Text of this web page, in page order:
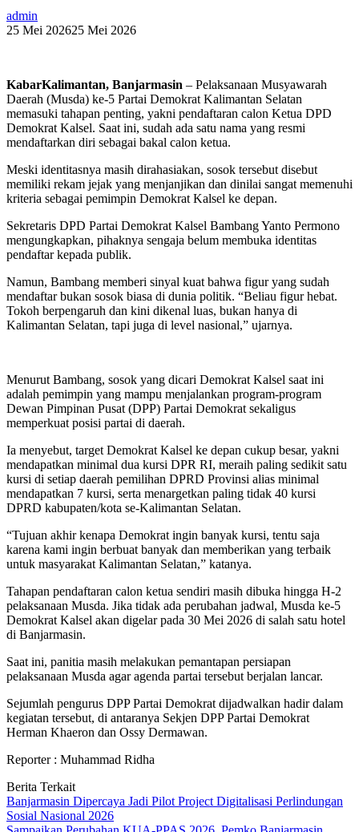
admin
25 Mei 202625 Mei 2026
KabarKalimantan, Banjarmasin – Pelaksanaan Musyawarah
Daerah (Musda) ke-5 Partai Demokrat Kalimantan Selatan
memasuki tahapan penting, yakni pendaftaran calon Ketua DPD
Demokrat Kalsel. Saat ini, sudah ada satu nama yang resmi
mendaftarkan diri sebagai bakal calon ketua.
Meski identitasnya masih dirahasiakan, sosok tersebut disebut
memiliki rekam jejak yang menjanjikan dan dinilai sangat memenuhi
kriteria sebagai pemimpin Demokrat Kalsel ke depan.
Sekretaris DPD Partai Demokrat Kalsel Bambang Yanto Permono
mengungkapkan, pihaknya sengaja belum membuka identitas
pendaftar kepada publik.
Namun, Bambang memberi sinyal kuat bahwa figur yang sudah
mendaftar bukan sosok biasa di dunia politik. “Beliau figur hebat.
Tokoh berpengaruh dan kini dikenal luas, bukan hanya di
Kalimantan Selatan, tapi juga di level nasional,” ujarnya.
Menurut Bambang, sosok yang dicari Demokrat Kalsel saat ini
adalah pemimpin yang mampu menjalankan program-program
Dewan Pimpinan Pusat (DPP) Partai Demokrat sekaligus
memperkuat posisi partai di daerah.
Ia menyebut, target Demokrat Kalsel ke depan cukup besar, yakni
mendapatkan minimal dua kursi DPR RI, meraih paling sedikit satu
kursi di setiap daerah pemilihan DPRD Provinsi alias minimal
mendapatkan 7 kursi, serta menargetkan paling tidak 40 kursi
DPRD kabupaten/kota se-Kalimantan Selatan.
“Tujuan akhir kenapa Demokrat ingin banyak kursi, tentu saja
karena kami ingin berbuat banyak dan memberikan yang terbaik
untuk masyarakat Kalimantan Selatan,” katanya.
Tahapan pendaftaran calon ketua sendiri masih dibuka hingga H-2
pelaksanaan Musda. Jika tidak ada perubahan jadwal, Musda ke-5
Demokrat Kalsel akan digelar pada 30 Mei 2026 di salah satu hotel
di Banjarmasin.
Saat ini, panitia masih melakukan pemantapan persiapan
pelaksanaan Musda agar agenda partai tersebut berjalan lancar.
Sejumlah pengurus DPP Partai Demokrat dijadwalkan hadir dalam
kegiatan tersebut, di antaranya Sekjen DPP Partai Demokrat
Herman Khaeron dan Ossy Dermawan.
Reporter : Muhammad Ridha
Berita Terkait
Banjarmasin Dipercaya Jadi Pilot Project Digitalisasi Perlindungan
Sosial Nasional 2026